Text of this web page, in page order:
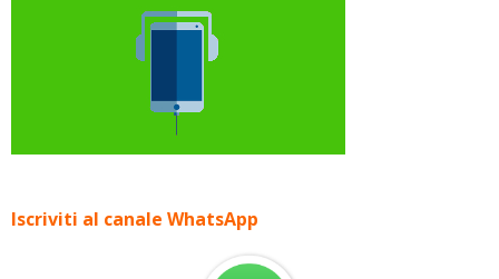
Iscriviti al canale WhatsApp